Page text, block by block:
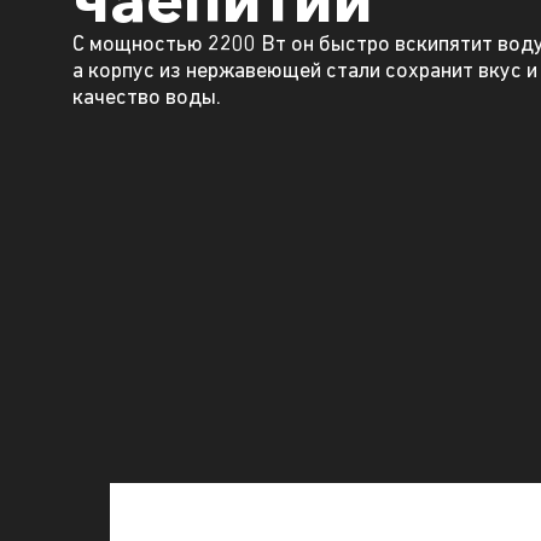
С мощностью 2200 Вт он быстро вскипятит
а корпус из нержавеющей стали сохранит вкус и
качество воды.